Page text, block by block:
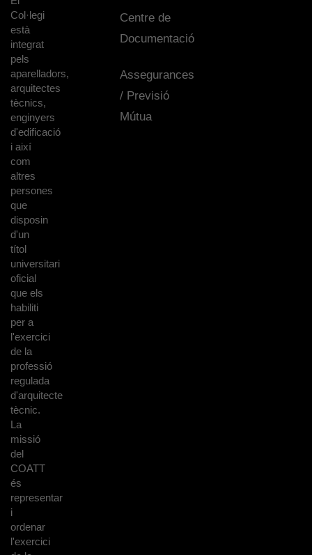
Col·legi
està
integrat
pels
aparelladors,
arquitectes
tècnics,
enginyers
d'edificació
i així
com
altres
persones
que
disposin
d'un
títol
universitari
oficial
que els
habiliti
per a
l'exercici
de la
professió
regulada
d'arquitecte
tècnic.
La
missió
del
COATT
és
representar
i
ordenar
l'exercici
Centre de
Documentació
Assegurances
/ Previsió
Mútua